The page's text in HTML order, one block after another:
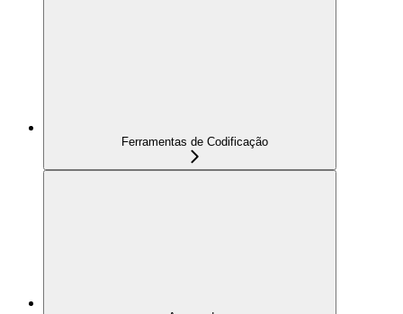
Ferramentas de Codificação